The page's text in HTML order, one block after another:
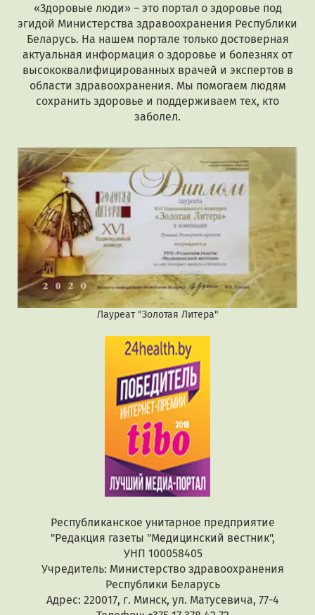
«Здоровые люди» – это портал о здоровье под
эгидой Министерства здравоохранения Республики
Беларусь. На нашем портале только достоверная
актуальная информация о здоровье и болезнях от
высококвалифицированных врачей и экспертов в
области здравоохранения. Мы помогаем людям
сохранить здоровье и поддерживаем тех, кто
заболел.
Лауреат "Золотая Литера"
Республиканское унитарное предприятие
"Редакция газеты "Медицинский вестник",
УНП 100058405
Учредитель: Министерство здравоохранения
Республики Беларусь
Адрес: 220017, г. Минск, ул. Матусевича, 77-4